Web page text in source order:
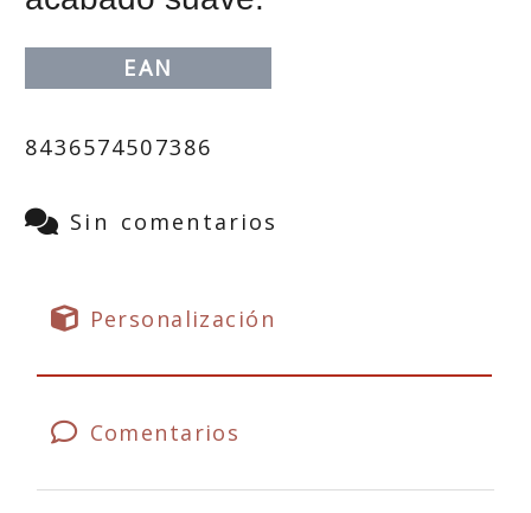
EAN
8436574507386
Sin comentarios
Personalización
Comentarios